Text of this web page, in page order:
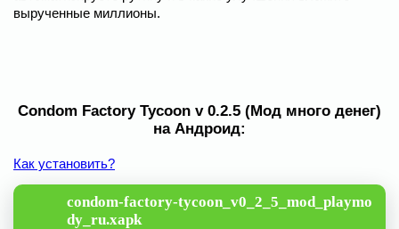
вырученные миллионы.
Condom Factory Tycoon v 0.2.5 (Мод много денег)
на Андроид:
Как установить?
condom-factory-tycoon_v0_2_5_mod_playmo
dy_ru.xapk